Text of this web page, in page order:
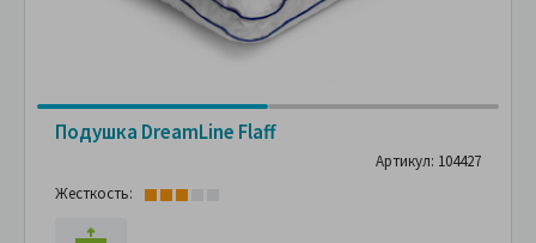
Подушка DreamLine Flaff
Артикул: 104427
Жесткость: